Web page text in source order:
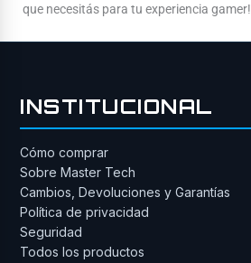
que necesitás para tu experiencia gamer!
INSTITUCIONAL
Cómo comprar
Sobre Master Tech
Cambios, Devoluciones y Garantías
Política de privacidad
Seguridad
Todos los productos